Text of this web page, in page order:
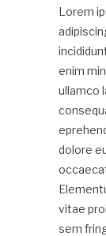
Lorem
enim
ullamco
dolore
vitae
sem